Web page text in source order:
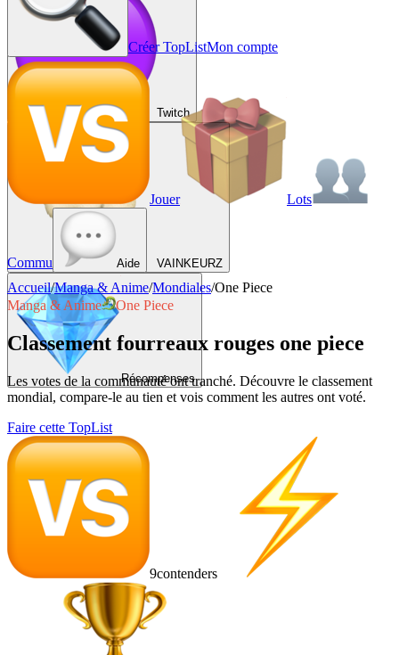
Twitch
VAINKEURZ
Récompenses
Créer TopListMon compte
Jouer Lots
Commu Aide
Accueil/Manga & Anime/Mondiales/One Piece
Manga & Anime
One Piece
Classement fourreaux rouges one piece
Les votes de la communauté ont tranché. Découvre le classement
mondial, compare-le au tien et vois comment les autres ont voté.
Faire cette TopList
9contenders